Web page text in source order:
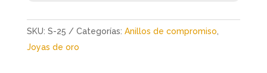
SKU: S-25 Categorías: Anillos de compromiso
Joyas de oro